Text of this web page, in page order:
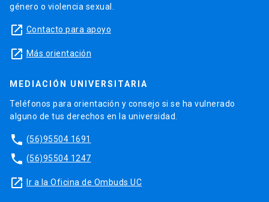
género o violencia sexual.
launch Contacto para apoyo
launch Más orientación
MEDIACIÓN UNIVERSITARIA
Teléfonos para orientación y consejo si se ha vulnerado
alguno de tus derechos en la universidad.
phone (56)95504 1691
phone (56)95504 1247
launch Ir a la Oficina de Ombuds UC